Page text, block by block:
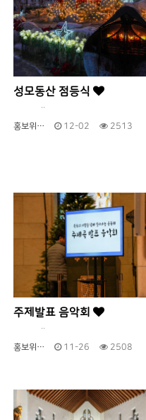
성모동산 점등식
..
홍보위… 12-02 2513
주제발표 음악회
..
홍보위… 11-26 2508